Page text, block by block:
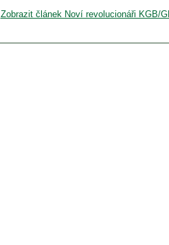
Zobrazit článek Noví revolucionáři KGB/